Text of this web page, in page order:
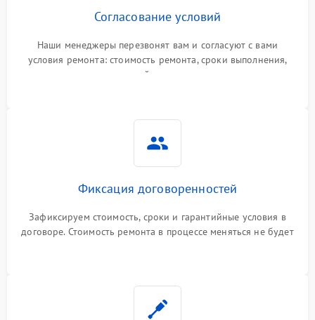
Согласование условий
Наши менеджеры перезвонят вам и согласуют с вами
условия ремонта: стоимость ремонта, сроки выполнения,
гарантийные условия
Фиксация договоренностей
Зафиксируем стоимость, сроки и гарантийные условия в
договоре. Стоимость ремонта в процессе меняться не будет